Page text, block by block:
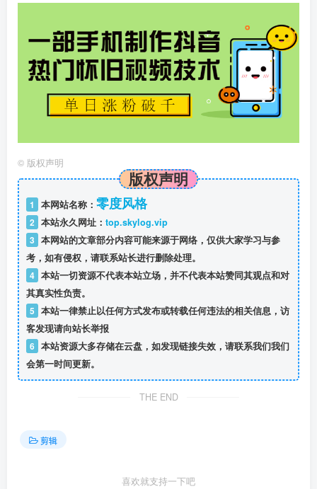
© 版权声明
版权声明
1 本网站名称： 零度风格
2 本站永久网址： top.skylog.vip
3 本网站的文章部分内容可能来源于网络，仅供大家学习与参
考，如有侵权，请联系站长进行删除处理。
4 本站一切资源不代表本站立场，并不代表本站赞同其观点和对
其真实性负责。
5 本站一律禁止以任何方式发布或转载任何违法的相关信息，访
客发现请向站长举报
6 本站资源大多存储在云盘，如发现链接失效，请联系我们我们
会第一时间更新。
THE END
剪辑
喜欢就支持一下吧